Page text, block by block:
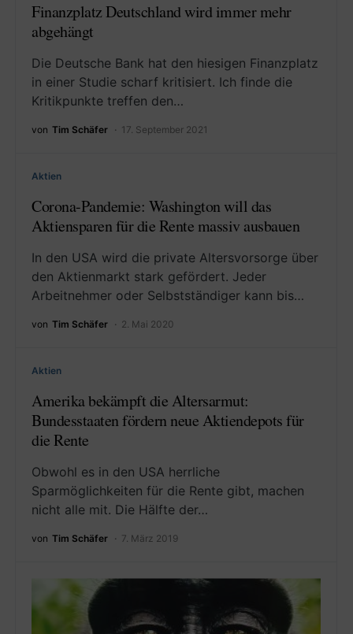
Finanzplatz Deutschland wird immer mehr
abgehängt
Die Deutsche Bank hat den hiesigen Finanzplatz
in einer Studie scharf kritisiert. Ich finde die
Kritikpunkte treffen den…
von Tim Schäfer 17. September 2021
Aktien
Corona-Pandemie: Washington will das
Aktiensparen für die Rente massiv ausbauen
In den USA wird die private Altersvorsorge über
den Aktienmarkt stark gefördert. Jeder
Arbeitnehmer oder Selbstständiger kann bis…
von Tim Schäfer 2. Mai 2020
Aktien
Amerika bekämpft die Altersarmut:
Bundesstaaten fördern neue Aktiendepots für
die Rente
Obwohl es in den USA herrliche
Sparmöglichkeiten für die Rente gibt, machen
nicht alle mit. Die Hälfte der…
von Tim Schäfer 7. März 2019